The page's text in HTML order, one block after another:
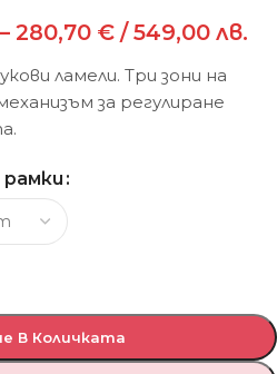
– 280,70 € / 549,00 лв.
ламели. Три зони на
за регулиране
В Количката